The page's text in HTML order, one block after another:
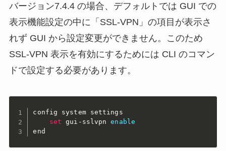
バージョン7.4.4 の場合、デフォルトでは GUI での
表示機能設定の中に「SSL-VPN」の項目が表示さ
れず GUI から設定変更ができません。このため
SSL-VPN 表示を有効にするためには CLI のコマン
ドで設定する必要があります。
config system settings
set gui-sslvpn enable
end